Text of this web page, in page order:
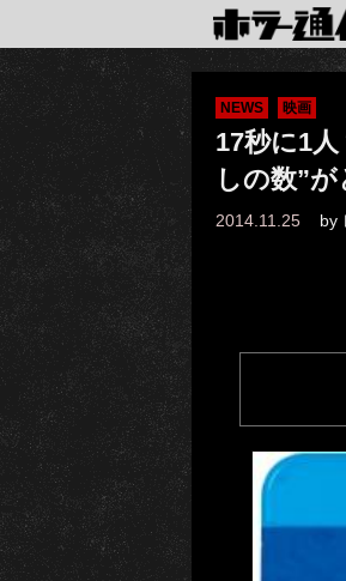
NEWS 映画
17秒に1
しの数”
2014.11.25 by